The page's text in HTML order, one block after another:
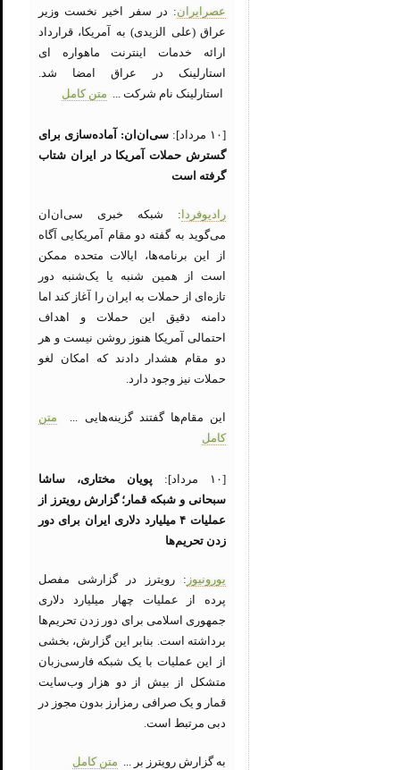
عصرایران: در سفر اخیر نخست وزیر
عراق (علی الزیدی) به آمریکا، قرارداد
ارائه خدمات اینترنت ماهواره ای
استارلینک در عراق امضا شد.
استارلینک نام شرکت ... متن کامل
[۱۰ مرداد]:
سی‌ان‌ان: آماده‌سازی برای
گسترش حملات آمریکا در ایران شتاب
گرفته است
رادیوفردا : شبکه خبری سی‌ان‌ان
می‌گوید به گفته دو مقام آمریکایی آگاه
از این برنامه‌ها، ایالات متحده ممکن
است از همین شنبه یا یک‌شنبه دور
تازه‌ای از حملات به ایران را آغاز کند اما
دامنه دقیق این حملات و اهداف
احتمالی آمریکا هنوز روشن نیست و هر
دو مقام هشدار دادند که امکان لغو
حملات نیز وجود دارد.
این مقام‌ها گفتند گزینه‌هایی ... متن
کامل
[۱۰ مرداد]:
پویان مختاری، ساشا
سبحانی و شبکه قمار؛ گزارش رویترز از
عملیات ۴ میلیارد دلاری ایران برای دور
زدن تحریم‌ها
یورونیوز : رویترز در گزارشی مفصل
پرده از عملیات چهار میلیارد دلاری
جمهوری اسلامی برای دور زدن تحریم‌ها
برداشته است. بنابر این گزارش، بخشی
از این عملیات با یک شبکه فارسی‌زبان
متشکل از بیش از دو هزار وب‌سایت‌
قمار و یک صرافی رمزارز بدون مجوز در
دبی مرتبط است.
به گزارش رویترز بر ... متن کامل